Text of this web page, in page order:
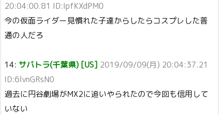
20:04:00.81 ID:IpfKXdPM0
今の仮面ライダー見慣れた子達からしたらコスプレした普
通の人だろ
14: サバトラ(千葉県) [US] 2019/09/09(月) 20:04:37.21
ID:6lvnGRsN0
過去に円谷劇場がMX2に追いやられたので今回も信用して
いない